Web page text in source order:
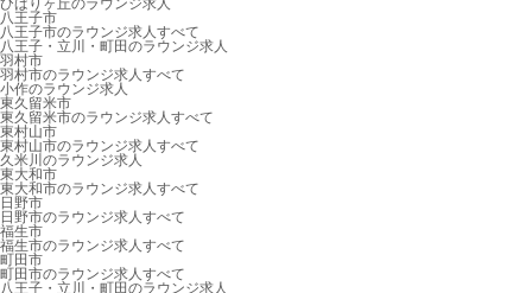
ひばりヶ丘のラウンジ求人
八王子市
八王子市のラウンジ求人すべて
八王子・立川・町田のラウンジ求人
羽村市
羽村市のラウンジ求人すべて
小作のラウンジ求人
東久留米市
東久留米市のラウンジ求人すべて
東村山市
東村山市のラウンジ求人すべて
久米川のラウンジ求人
東大和市
東大和市のラウンジ求人すべて
日野市
日野市のラウンジ求人すべて
福生市
福生市のラウンジ求人すべて
町田市
町田市のラウンジ求人すべて
八王子・立川・町田のラウンジ求人